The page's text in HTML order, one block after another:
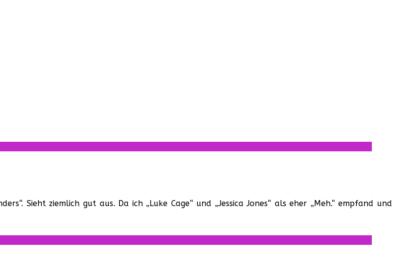
Sieht ziemlich gut aus. Da ich „Luke Cage“ und „Jessica Jones“ als eher „Meh.“ empfand und